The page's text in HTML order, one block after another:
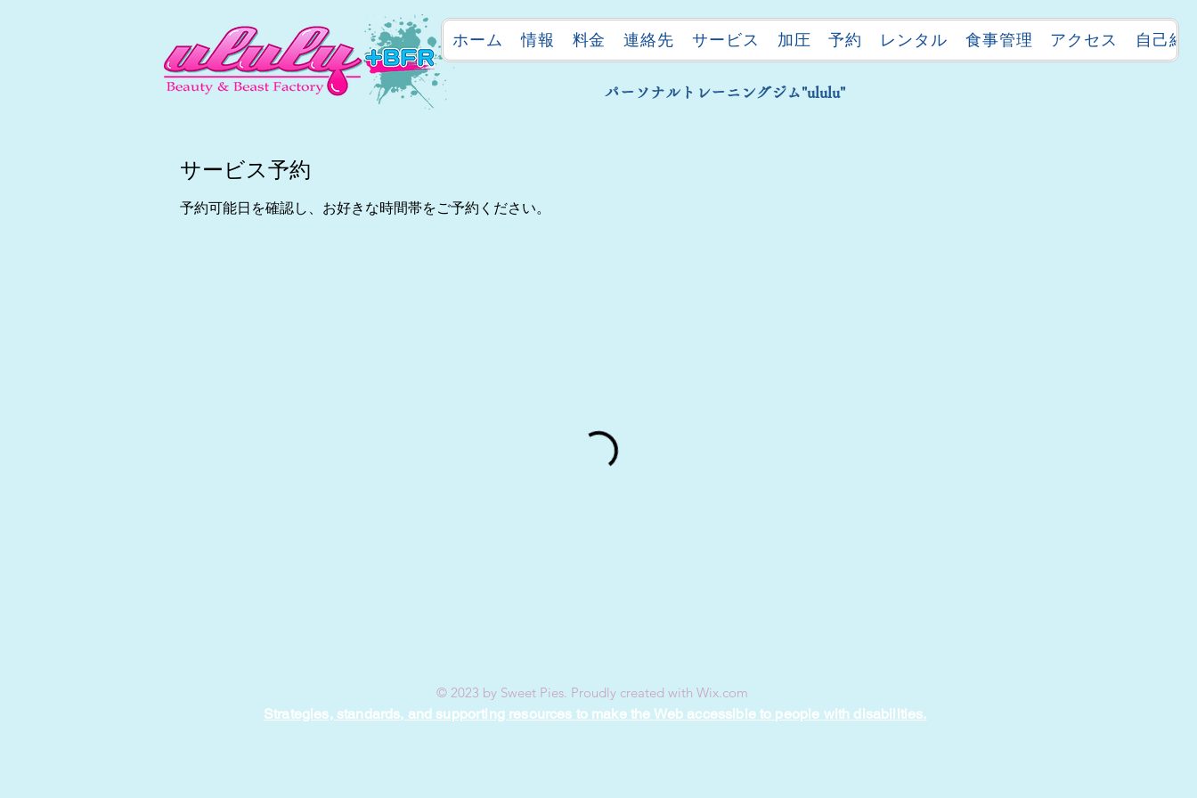
ホーム 情報 料金 連絡先 サービス 加圧 予約 レンタル 食事管理 アクセス 自己紹
パーソナルトレーニングジム"ululu"
サービス予約
予約可能日を確認し、お好きな時間帯をご予約ください。
© 2023 by Sweet Pies. Proudly created with Wix.com
Strategies, standards, and supporting resources to make the Web accessible to people with disabilities.